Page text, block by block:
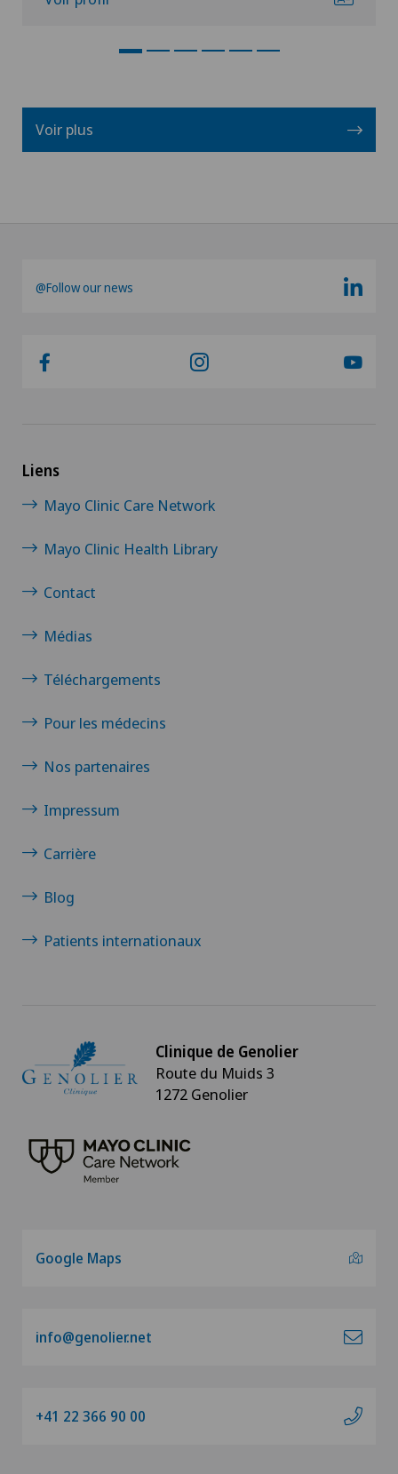
Voir plus
@Follow our news
Liens
Mayo Clinic Care Network
Mayo Clinic Health Library
Contact
Médias
Téléchargements
Pour les médecins
Nos partenaires
Impressum
Carrière
Blog
Patients internationaux
Clinique de Genolier
Route du Muids 3
1272 Genolier
Google Maps
info@genolier.net
+41 22 366 90 00